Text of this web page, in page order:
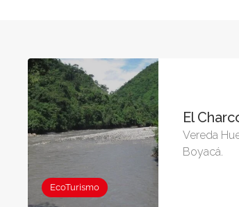
EcoTurismo
El
Vereda
Boyacá.